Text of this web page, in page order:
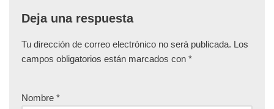
Deja una respuesta
Tu dirección de correo electrónico no será publicada. Los
campos obligatorios están marcados con *
Nombre *